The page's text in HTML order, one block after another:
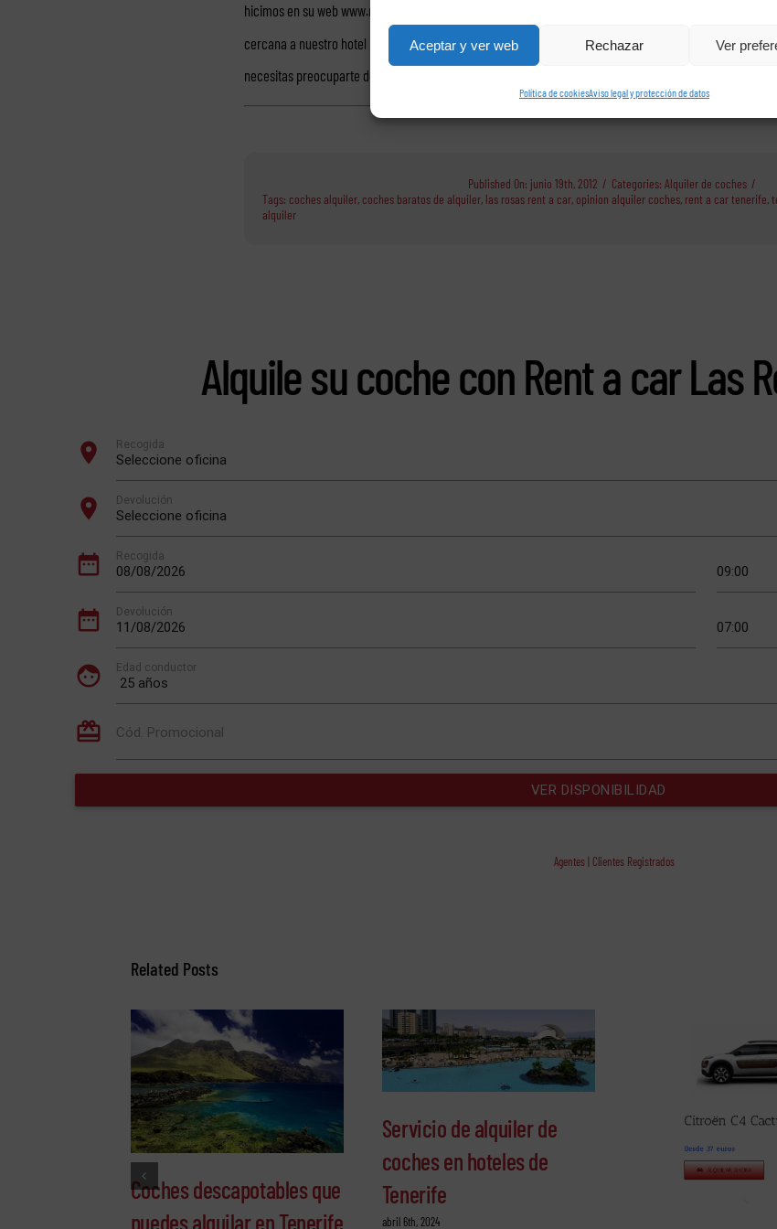
Aceptar y ver web Rechazar Ver
Política de cookiesAviso legal y protección de datos
hicimos en su web www.rentacarlasrosas.com y nos lo confirmaron todo en el momento nosotros le
cercana a nuestro hotel para nosotros irlo a buscar pero no ellos lo sirve directamente al hotel y la
necesitas preocuparte de ningun desplazamiento.
Published On: junio 19th, 2012 / Categories: Alquiler de coches /
Tags: coches alquiler, coches baratos de alquiler, las rosas rent a car, opinion alquiler coches, rent a car tenerife,
alquiler
Alquile su coche con Rent a car Las
Agentes | Clientes Registrados
Related Posts
Coches descapotables que
puedes alquilar en Tenerife
Servicio de alquiler de
coches en hoteles de
Tenerife
abril 6th, 2024